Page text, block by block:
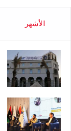
الأشهر